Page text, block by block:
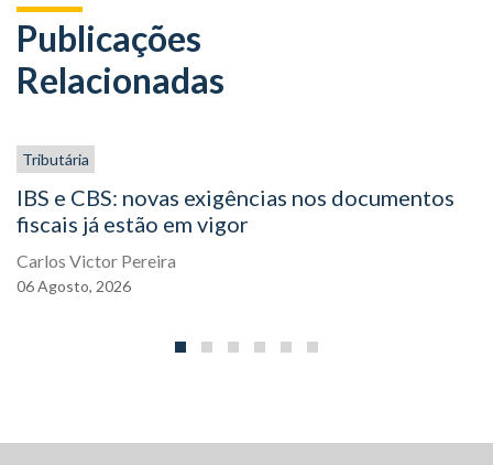
Publicações
Relacionadas
Tributária
IBS e CBS: novas exigências nos documentos
fiscais já estão em vigor
Carlos Victor Pereira
06Agosto, 2026